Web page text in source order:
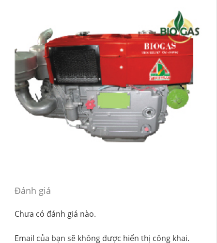
Đánh giá
Chưa có đánh giá nào.
Email của bạn sẽ không được hiển thị công khai.